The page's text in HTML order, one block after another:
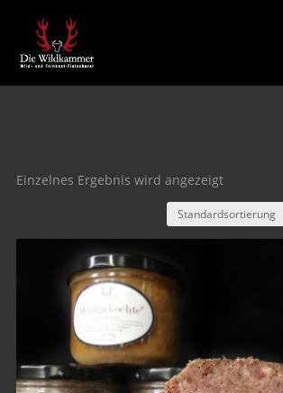
Einzelnes Ergebnis wird angezeigt